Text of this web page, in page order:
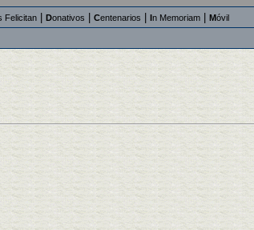
Felicitan Donativos Centenarios In Memoriam Móvil